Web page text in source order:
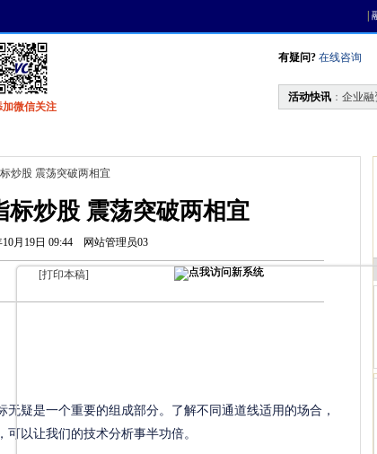
加微信关注
有疑问? 在线咨询
活动快讯 ： 企业融
炒股 震荡突破两相宜
标炒股 震荡突破两相宜
10月19日 09:44 网站管理员03
[打印本稿]
疑是一个重要的组成部分。了解不同通道线适用的场合，
以让我们的技术分析事半功倍。